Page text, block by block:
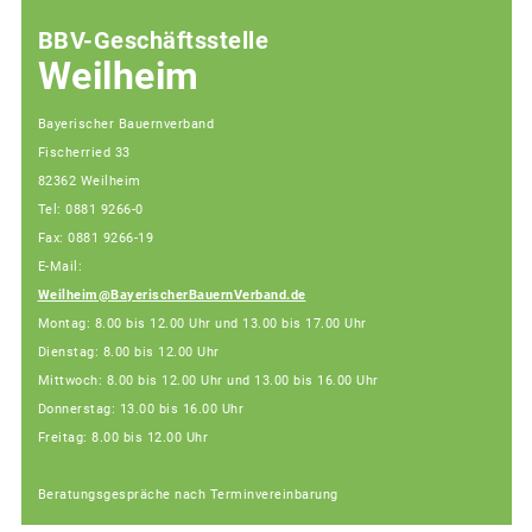
BBV-Geschäftsstelle
Weilheim
Bayerischer Bauernverband
Fischerried 33
82362 Weilheim
Tel: 0881 9266-0
Fax: 0881 9266-19
E-Mail:
Weilheim@BayerischerBauernVerband.de
Montag: 8.00 bis 12.00 Uhr und 13.00 bis 17.00 Uhr
Dienstag: 8.00 bis 12.00 Uhr
Mittwoch: 8.00 bis 12.00 Uhr und 13.00 bis 16.00 Uhr
Donnerstag: 13.00 bis 16.00 Uhr
Freitag: 8.00 bis 12.00 Uhr
Beratungsgespräche nach Terminvereinbarung